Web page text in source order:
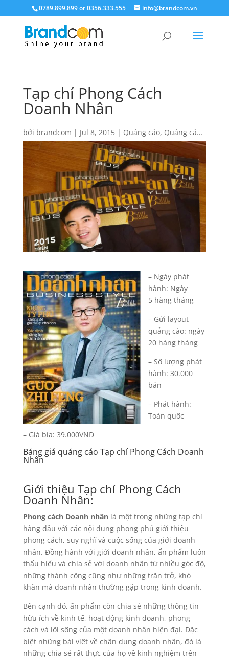
0789.899.899 or 0356.333.555 info@brandcom.vn
Tạp chí Phong Cách
Doanh Nhân
bởi brandcom | Jul 8, 2015| Quảng cáo, Quảng cáo
báo giấy
– Ngày phát
hành: Ngày
5 hàng tháng
– Gửi layout
quảng cáo: ngày
20 hàng tháng
– Số lượng phát
hành: 30.000
bản
– Phát hành:
Toàn quốc
– Giá bìa: 39.000VNĐ
Bảng giá quảng cáo Tạp chí Phong Cách Doanh
Nhân
Giới thiệu Tạp chí Phong Cách
Doanh Nhân:
Phong cách Doanh nhânlà một trong những tạp chí
hàng đầu với các nội dung phong phú giới thiệu
phong cách, suy nghĩ và cuộc sống của giới doanh
nhân. Đồng hành với giới doanh nhân, ấn phẩm luôn
thấu hiểu và chia sẻ với doanh nhân từ nhiều góc độ,
những thành công cũng như những trăn trở, khó
khăn mà doanh nhân thường gặp trong kinh doanh.
Bên cạnh đó, ấn phẩm còn chia sẻ những thông tin
hữu ích về kinh tế, hoạt động kinh doanh, phong
cách và lối sống của một doanh nhân hiện đại. Đặc
biệt những bài viết về chân dung doanh nhân, đó là
những chia sẻ rất thực của họ về kinh nghiệm trên